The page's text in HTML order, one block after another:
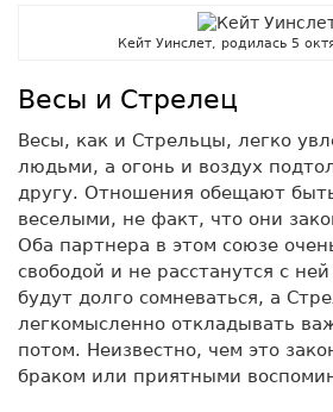
Кейт Уинслет, родилась 5
Весы и Стрелец
Весы, как и Стрельцы, легко
людьми, а огонь и воздух
другу. Отношения обещают
веселыми, не факт, что они
Оба партнера в этом союзе
свободой и не расстанутся с
будут долго сомневаться, а
легкомысленно откладывать
потом. Неизвестно, чем это
браком или приятными